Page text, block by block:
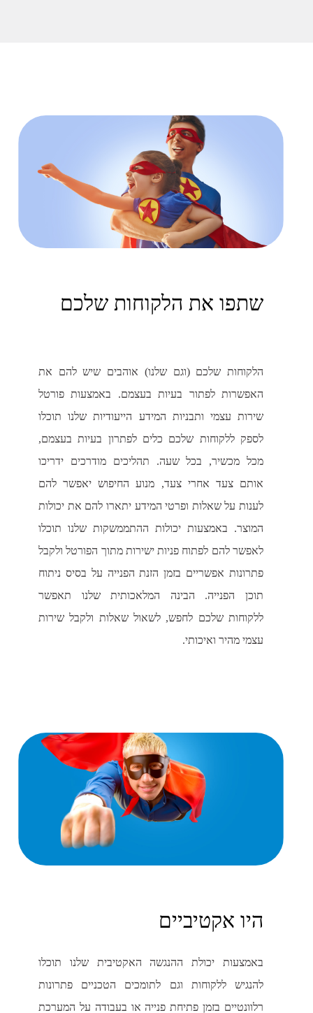
שתפו את הלקוחות שלכם
הלקוחות שלכם (וגם שלנו) אוהבים שיש להם את
האפשרות לפתור בעיות בעצמם. באמצעות פורטל
שירות עצמי ותבניות המידע הייעודיות שלנו תוכלו
לספק ללקוחות שלכם כלים לפתרון בעיות בעצמם,
מכל מכשיר, בכל שעה. תהליכים מודרכים ידריכו
אותם צעד אחרי צעד, מנוע החיפוש יאפשר להם
לענות על שאלות ופרטי המידע יתארו להם את יכולות
המוצר. באמצעות יכולות ההתממשקות שלנו תוכלו
לאפשר להם לפתוח פניות ישירות מתוך הפורטל ולקבל
פתרונות אפשריים בזמן הזנת הפנייה על בסיס ניתוח
תוכן הפנייה. הבינה המלאכותית שלנו תאפשר
ללקוחות שלכם לחפש, לשאול שאלות ולקבל שירות
עצמי מהיר ואיכותי.
היו אקטיביים
באמצעות יכולת ההנגשה האקטיבית שלנו תוכלו
להנגיש ללקוחות וגם לתומכים הטכניים פתרונות
רלוונטיים בזמן פתיחת פנייה או בעבודה על המערכת